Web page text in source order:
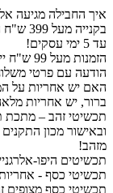
איך החבילה מגיעה
עד 5 ימי עסקים!
הזמנות מעל 99 ש"ח יישלחו לנקודת איסוף או בדואר רשום ללא עלות!
הודעה עם פרטי
האם יש אחריות על
ברור, יש אחריות
ובאישור מכון
מזהב!
תכשיטים היפו-
תכשיטי כסף -
תכשיטי כסף מצופים